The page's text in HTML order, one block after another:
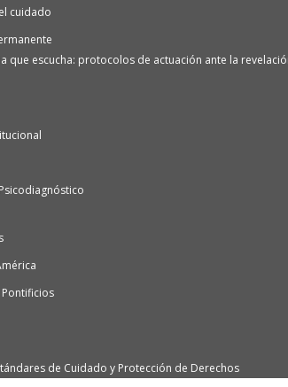
cuidado
que escucha: protocolos de actuación ante la
de Cuidado y Protección de Derechos